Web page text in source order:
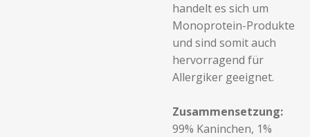
handelt es sich um
Monoprotein-Produkte
und sind somit auch
hervorragend für
Allergiker geeignet.
Zusammensetzung:
99% Kaninchen, 1%